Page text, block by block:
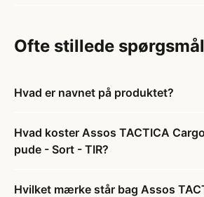
Ofte stillede spørgsmål
Hvad er navnet på produktet?
Hvad koster Assos TACTICA
pude - Sort - TIR?
Hvilket mærke står bag Assos